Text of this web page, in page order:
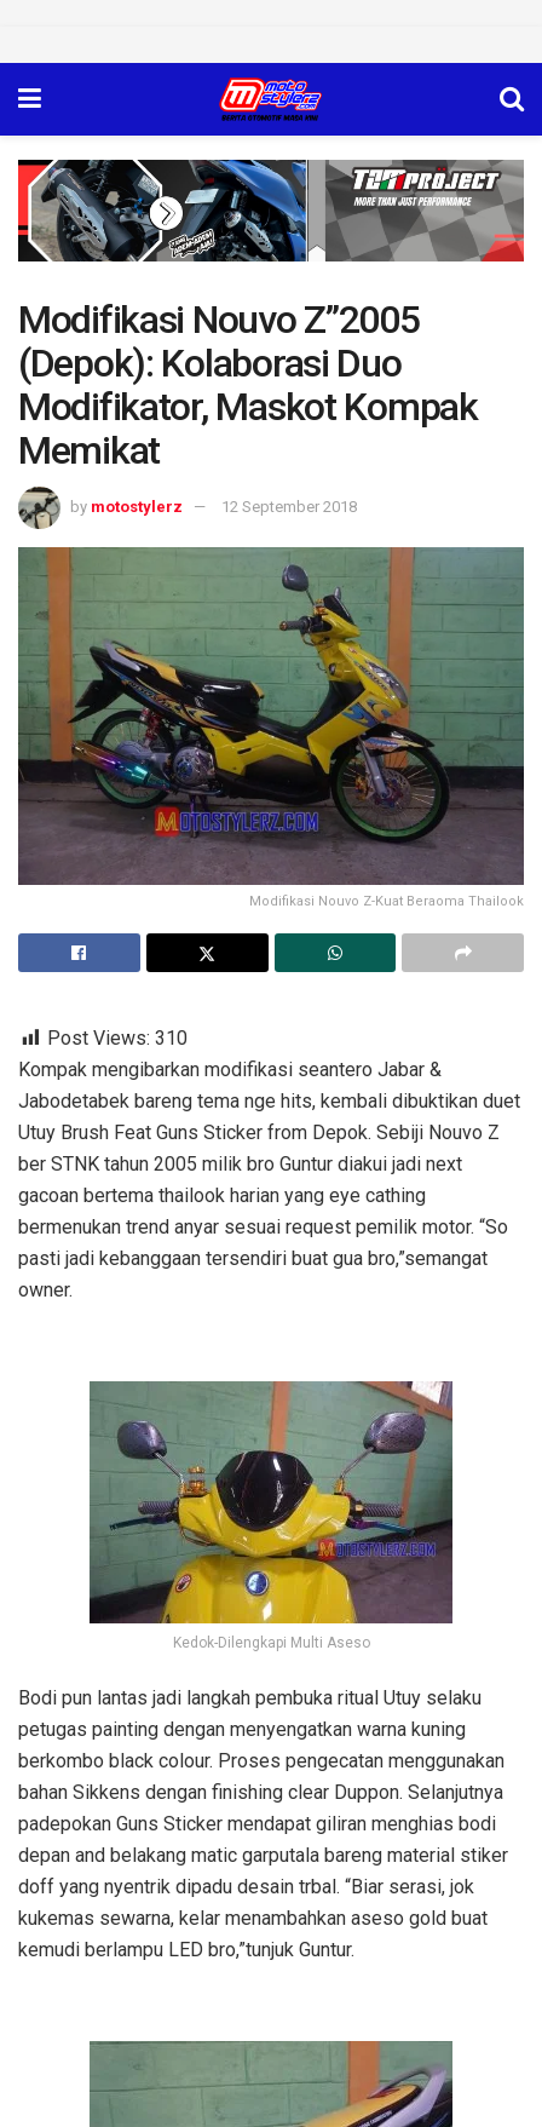
Modifikasi Nouvo Z”2005
(Depok): Kolaborasi Duo
Modifikator, Maskot Kompak
Memikat
by motostylerz 12 September 2018
Modifikasi Nouvo Z-Kuat Beraoma Thailook
Post Views: 310
Kompak mengibarkan modifikasi seantero Jabar &
Jabodetabek bareng tema nge hits, kembali dibuktikan duet
Utuy Brush Feat Guns Sticker from Depok. Sebiji Nouvo Z
ber STNK tahun 2005 milik bro Guntur diakui jadi next
gacoan bertema thailook harian yang eye cathing
bermenukan trend anyar sesuai request pemilik motor. “So
pasti jadi kebanggaan tersendiri buat gua bro,”semangat
owner.
Kedok-Dilengkapi Multi Aseso
Bodi pun lantas jadi langkah pembuka ritual Utuy selaku
petugas painting dengan menyengatkan warna kuning
berkombo black colour. Proses pengecatan menggunakan
bahan Sikkens dengan finishing clear Duppon. Selanjutnya
padepokan Guns Sticker mendapat giliran menghias bodi
depan and belakang matic garputala bareng material stiker
doff yang nyentrik dipadu desain trbal. “Biar serasi, jok
kukemas sewarna, kelar menambahkan aseso gold buat
kemudi berlampu LED bro,”tunjuk Guntur.